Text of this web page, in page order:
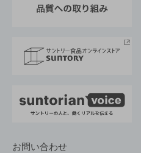
採用情報
お問い合わせ